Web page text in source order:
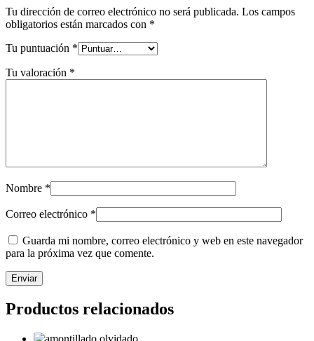
Tu dirección de correo electrónico no será publicada. Los campos
obligatorios están marcados con *
Tu puntuación *
Tu valoración *
Nombre *
Correo electrónico *
Guarda mi nombre, correo electrónico y web en este navegador
para la próxima vez que comente.
Productos relacionados